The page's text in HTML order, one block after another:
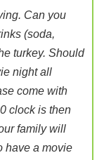
Can you
(soda,
turkey. Should
night all
come with
clock is then
family will
have a movie